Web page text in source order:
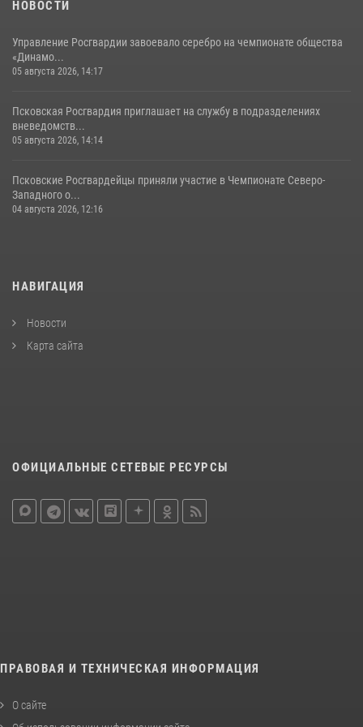
НОВОСТИ
Управление Росгвардии завоевало серебро на чемпионате общества
«Динамо...
05 августа 2026, 14:17
Псковская Росгвардия приглашает на службу в подразделениях
вневедомств...
05 августа 2026, 14:14
Псковские Росгвардейцы приняли участие в Чемпионате Северо-
Западного о...
04 августа 2026, 12:16
НАВИГАЦИЯ
Новости
Карта сайта
ОФИЦИАЛЬНЫЕ СЕТЕВЫЕ РЕСУРСЫ
ПРАВОВАЯ И ТЕХНИЧЕСКАЯ ИНФОРМАЦИЯ
О сайте